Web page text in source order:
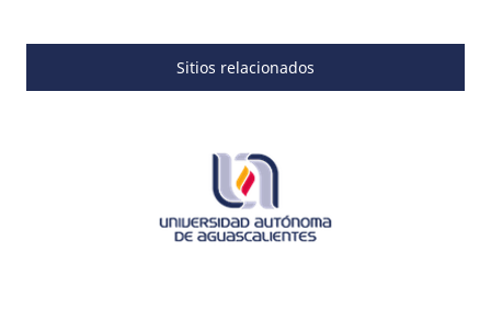
Sitios relacionados